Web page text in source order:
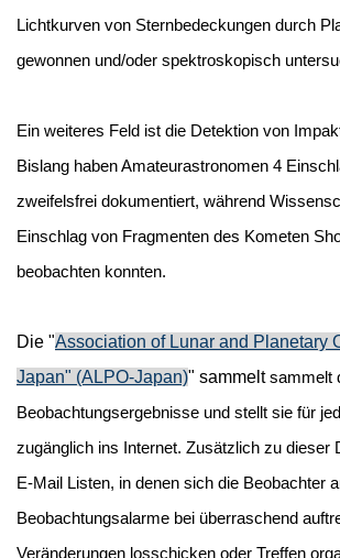
Lichtkurven von Sternbedeckungen durch
gewonnen und/oder spektroskopisch
Ein weiteres Feld ist die Detektion von
Bislang haben Amateurastronomen 4
zweifelsfrei dokumentiert, während
Einschlag von Fragmenten des Kometen
beobachten konnten.
Die "Association of Lunar and Planetary
Japan" (ALPO-Japan)" sammeltsammelt
Beobachtungsergebnisse und stellt sie für
zugänglich ins Internet. Zusätzlich zu dieser
E-Mail Listen, in denen sich die Beobachter
Beobachtungsalarme bei überraschend
Veränderungen losschicken oder Treffen